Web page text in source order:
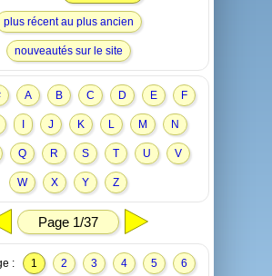
plus récent au plus ancien
nouveautés sur le site
A B C D E F
J K L M N
Q R S T U V
W X Y Z
Page 1/37
: 1 2 3 4 5 6